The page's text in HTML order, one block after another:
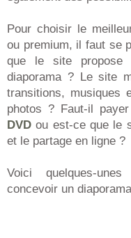
Pour choisir le
ou premium, il faut se
que le site propose
diaporama ? Le site
transitions, musiques
photos ? Faut-il
DVD ou est-ce que le
et le partage en ligne ?
Voici quelques-
concevoir un